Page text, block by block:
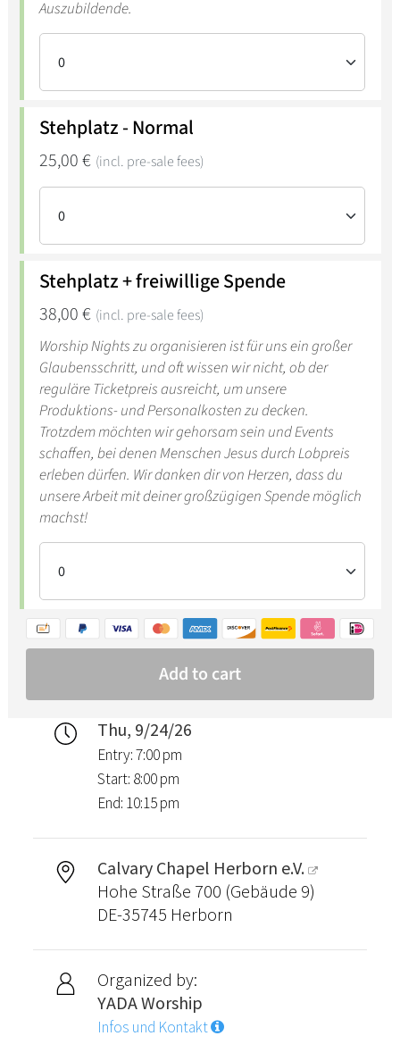
Thu, 9/24/26
Entry: 7:00 pm
Start: 8:00 pm
End: 10:15 pm
Calvary Chapel Herborn e.V.
Hohe Straße 700 (Gebäude 9)
DE-35745 Herborn
Organized by:
YADA Worship
Infos und Kontakt